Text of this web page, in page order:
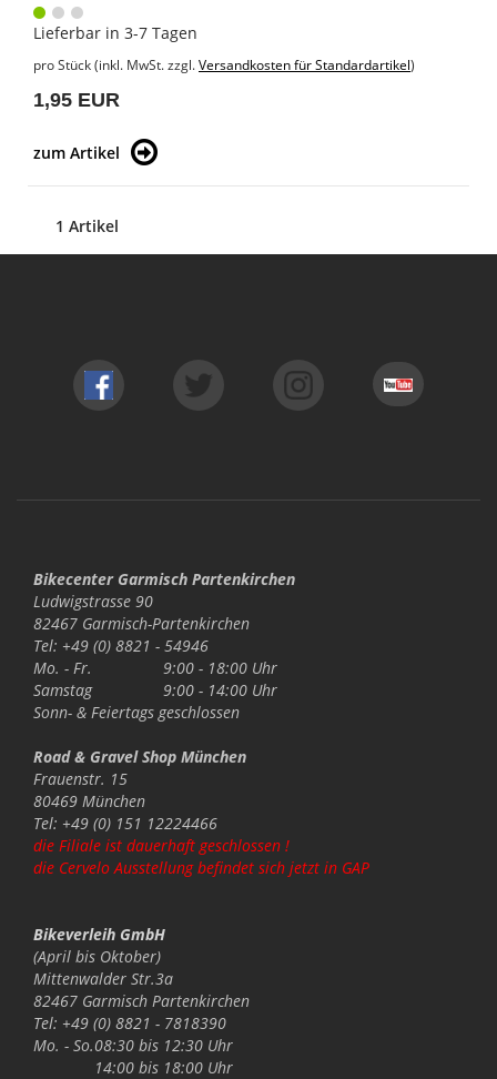
Lieferbar in 3-7 Tagen
pro Stück (inkl. MwSt. zzgl.Versandkosten für Standardartikel)
1,95 EUR
zum Artikel
1 Artikel
Bikecenter Garmisch Partenkirchen
Ludwigstrasse 90
82467 Garmisch-Partenkirchen
Tel: +49 (0) 8821 - 54946
Mo. - Fr.
9:00 - 18:00 Uhr
Samstag
9:00 - 14:00 Uhr
Sonn- & Feiertagsgeschlossen
Road & Gravel Shop München
Frauenstr. 15
80469 München
Tel: +49 (0) 151 12224466
die Filiale ist dauerhaft geschlossen !
die Cervelo Ausstellung befindet sich jetzt in GAP
Bikeverleih GmbH
(April bis Oktober)
Mittenwalder Str.3a
82467 Garmisch Partenkirchen
Tel: +49 (0) 8821 - 7818390
Mo. - So.08:30 bis 12:30 Uhr
14:00 bis 18:00 Uhr